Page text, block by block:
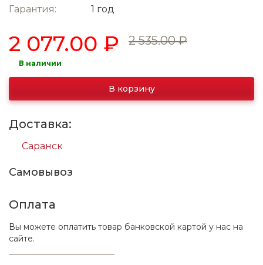
Гарантия:
1 год
2 077.00 ₽ 2 535.00 ₽
В наличии
В корзину
Доставка:
Саранск
Самовывоз
Оплата
Вы можете оплатить товар банковской картой у нас на
сайте.